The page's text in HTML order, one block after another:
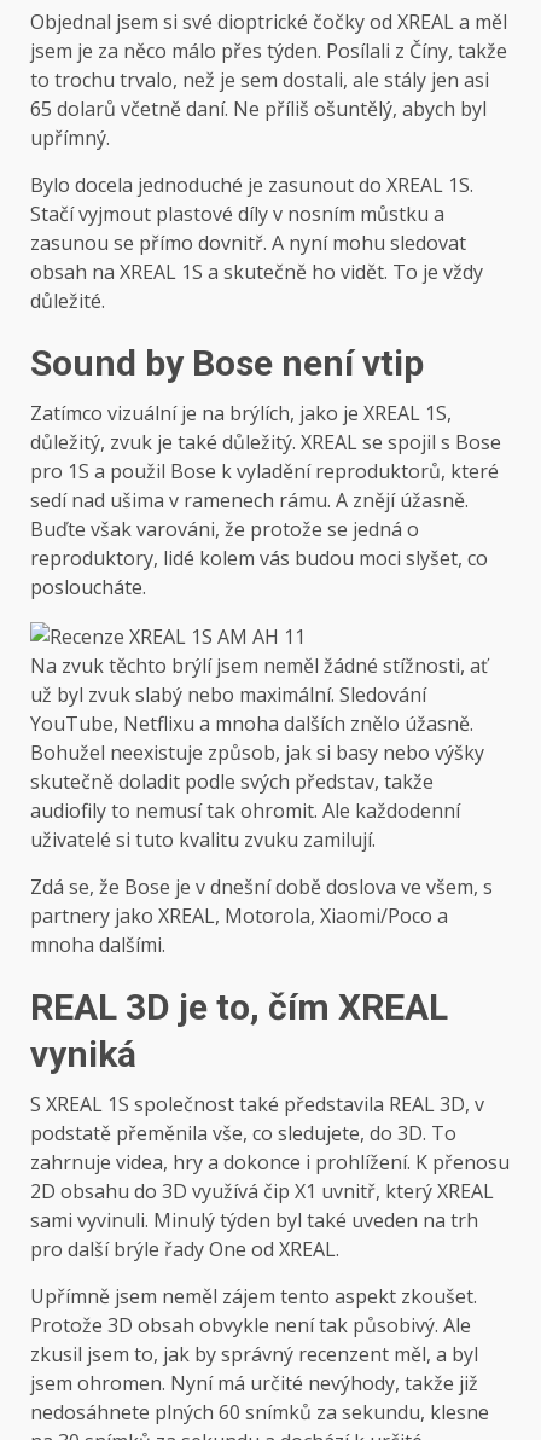
Objednal jsem si své dioptrické čočky od XREAL a měl
jsem je za něco málo přes týden. Posílali z Číny, takže
to trochu trvalo, než je sem dostali, ale stály jen asi
65 dolarů včetně daní. Ne příliš ošuntělý, abych byl
upřímný.
Bylo docela jednoduché je zasunout do XREAL 1S.
Stačí vyjmout plastové díly v nosním můstku a
zasunou se přímo dovnitř. A nyní mohu sledovat
obsah na XREAL 1S a skutečně ho vidět. To je vždy
důležité.
Sound by Bose není vtip
Zatímco vizuální je na brýlích, jako je XREAL 1S,
důležitý, zvuk je také důležitý. XREAL se spojil s Bose
pro 1S a použil Bose k vyladění reproduktorů, které
sedí nad ušima v ramenech rámu. A znějí úžasně.
Buďte však varováni, že protože se jedná o
reproduktory, lidé kolem vás budou moci slyšet, co
posloucháte.
Na zvuk těchto brýlí jsem neměl žádné stížnosti, ať
už byl zvuk slabý nebo maximální. Sledování
YouTube, Netflixu a mnoha dalších znělo úžasně.
Bohužel neexistuje způsob, jak si basy nebo výšky
skutečně doladit podle svých představ, takže
audiofily to nemusí tak ohromit. Ale každodenní
uživatelé si tuto kvalitu zvuku zamilují.
Zdá se, že Bose je v dnešní době doslova ve všem, s
partnery jako XREAL, Motorola, Xiaomi/Poco a
mnoha dalšími.
REAL 3D je to, čím XREAL
vyniká
S XREAL 1S společnost také představila REAL 3D, v
podstatě přeměnila vše, co sledujete, do 3D. To
zahrnuje videa, hry a dokonce i prohlížení. K přenosu
2D obsahu do 3D využívá čip X1 uvnitř, který XREAL
sami vyvinuli. Minulý týden byl také uveden na trh
pro další brýle řady One od XREAL.
Upřímně jsem neměl zájem tento aspekt zkoušet.
Protože 3D obsah obvykle není tak působivý. Ale
zkusil jsem to, jak by správný recenzent měl, a byl
jsem ohromen. Nyní má určité nevýhody, takže již
nedosáhnete plných 60 snímků za sekundu, klesne